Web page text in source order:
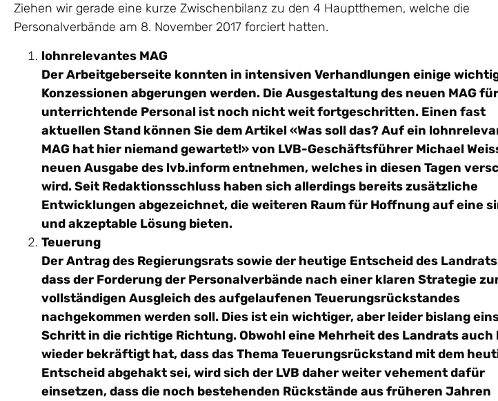
Ziehen wir gerade eine kurze Zwischenbilanz zu den 4 Hauptthemen, welche die
Personalverbände am 8. November 2017 forciert hatten.
lohnrelevantes MAG
Der Arbeitgeberseite konnten in intensiven Verhandlungen einige
Konzessionen abgerungen werden. Die Ausgestaltung des neuen MAG
unterrichtende Personal ist noch nicht weit fortgeschritten. Einen fast
aktuellen Stand können Sie dem Artikel «Was soll das? Auf ein
MAG hat hier niemand gewartet!» von LVB-Geschäftsführer Michael
neuen Ausgabe des lvb.inform entnehmen, welches in diesen Tagen
wird. Seit Redaktionsschluss haben sich allerdings bereits zusätzliche
Entwicklungen abgezeichnet, die weiteren Raum für Hoffnung auf eine
und akzeptable Lösung bieten.
Teuerung
Der Antrag des Regierungsrats sowie der heutige Entscheid des
dass der Forderung der Personalverbände nach einer klaren Strategie
vollständigen Ausgleich des aufgelaufenen Teuerungsrückstandes
nachgekommen werden soll. Dies ist ein wichtiger, aber leider bislang
Schritt in die richtige Richtung. Obwohl eine Mehrheit des Landrats auch
wieder bekräftigt hat, dass das Thema Teuerungsrückstand mit dem
Entscheid abgehakt sei, wird sich der LVB daher weiter vehement dafür
einsetzen, dass die noch bestehenden Rückstände aus früheren Jahren